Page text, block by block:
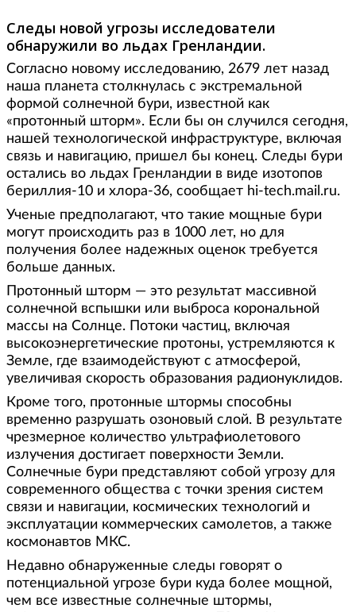
Следы новой угрозы исследователи
обнаружили во льдах Гренландии.
Согласно новому исследованию, 2679 лет назад
наша планета столкнулась с экстремальной
формой солнечной бури, известной как
«протонный шторм». Если бы он случился сегодня,
нашей технологической инфраструктуре, включая
связь и навигацию, пришел бы конец. Следы бури
остались во льдах Гренландии в виде изотопов
бериллия-10 и хлора-36, сообщает hi-tech.mail.ru.
Ученые предполагают, что такие мощные бури
могут происходить раз в 1000 лет, но для
получения более надежных оценок требуется
больше данных.
Протонный шторм — это результат массивной
солнечной вспышки или выброса корональной
массы на Солнце. Потоки частиц, включая
высокоэнергетические протоны, устремляются к
Земле, где взаимодействуют с атмосферой,
увеличивая скорость образования радионуклидов.
Кроме того, протонные штормы способны
временно разрушать озоновый слой. В результате
чрезмерное количество ультрафиолетового
излучения достигает поверхности Земли.
Солнечные бури представляют собой угрозу для
современного общества с точки зрения систем
связи и навигации, космических технологий и
эксплуатации коммерческих самолетов, а также
космонавтов МКС.
Недавно обнаруженные следы говорят о
потенциальной угрозе бури куда более мощной,
чем все известные солнечные штормы,